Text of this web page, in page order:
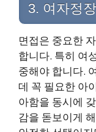
3. 여자정
면접은 중요한
합니다. 특히 여
중해야 합니다.
데 꼭 필요한 아
아함을 동시에
감을 돋보이게